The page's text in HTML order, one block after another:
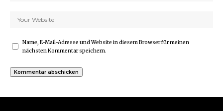
Name, E-Mail-Adresse und Website in diesem Browser für meinen
nächsten Kommentar speichern.